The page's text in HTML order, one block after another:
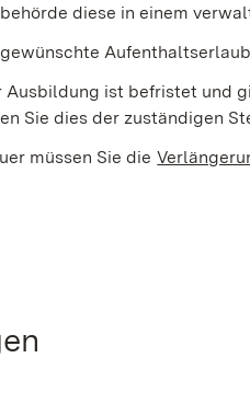
diese in einem
ist befristet und
Sie dies der zuständigen
müssen Sie die